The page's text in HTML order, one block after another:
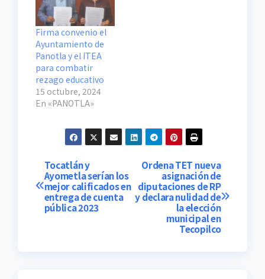
Firma convenio el
Ayuntamiento de
Panotla y el ITEA
para combatir
rezago educativo
15 octubre, 2024
En «PANOTLA»
Navegación
de
entradas
Ordena TET nueva
asignación de
diputaciones de RP
y declara nulidad de
la elección
municipal en
Tecopilco
Tocatlán y
Ayometla serían los
mejor calificados en
entrega de cuenta
pública 2023